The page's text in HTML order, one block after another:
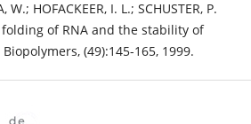
W.; HOFACKEER, I. L.; SCHUSTER, P.
of RNA and the stability of
(49):145-165, 1999.